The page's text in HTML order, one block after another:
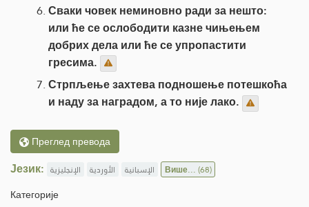
Сваки човек неминовно ради за нешто:
или ће се ослободити казне чињењем
добрих дела или ће се упропастити
гресима.
Стрпљење захтева подношење потешкоћа
и наду за наградом, а то није лако.
Преглед превода
Језик: الإنجليزية الأوردية الإسبانية Више...(68)
Категорије